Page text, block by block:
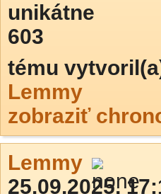
unikátne
603
tému
Lemmy
zobraziť
Lemmy
25.09.2025,